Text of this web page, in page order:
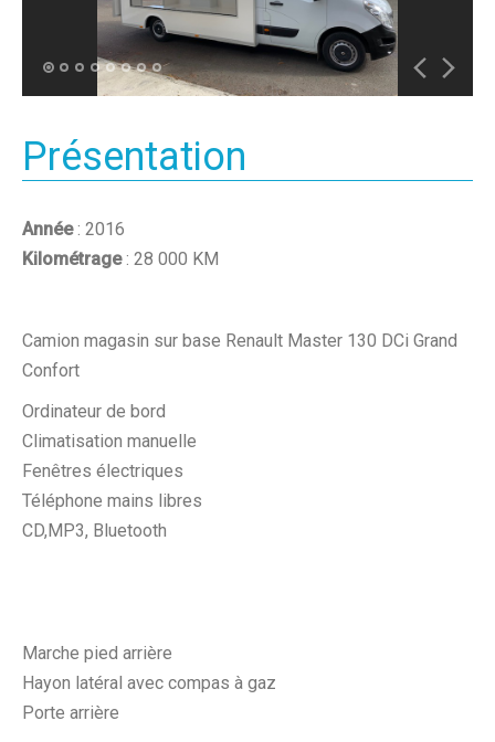
Présentation
Année: 2016
Kilométrage: 28 000 KM
Camion magasin sur base Renault Master 130 DCi Grand
Confort
Ordinateur de bord
Climatisation manuelle
Fenêtres électriques
Téléphone mains libres
CD,MP3, Bluetooth
Marche pied arrière
Hayon latéral avec compas à gaz
Porte arrière